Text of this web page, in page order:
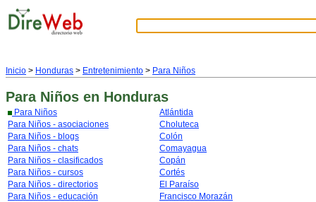
Inicio > Honduras > Entretenimiento > Para Niños
Para Niños en Honduras
Para Niños
Para Niños - asociaciones
Para Niños - blogs
Para Niños - chats
Para Niños - clasificados
Para Niños - cursos
Para Niños - directorios
Para Niños - educación
Atlántida
Choluteca
Colón
Comayagua
Copán
Cortés
El Paraíso
Francisco Morazán